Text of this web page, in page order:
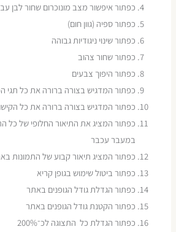
כפתור איפשור מצב מונוכרום שחור לבן
כפתור ספיה (גוון חום)
כפתור שינוי ניגודיות גבוהה
כפתור שחור צהוב
כפתור היפוך צבעים
כפתור המדגיש בצורה ברורה את כל תגי
כפתור המדגיש בצורה ברורה את כל
כפתור המציג את התיאור החלופי של כל
במעבר עכבר
כפתור המציג תיאור קבוע של התמונות
כפתור ביטול שימוש בגופן קריא
כפתור הגדלת גודל הגופנים באתר
כפתור הקטנת גודל הגופנים באתר
כפתור הגדלת כל התצוגה לכ־200%